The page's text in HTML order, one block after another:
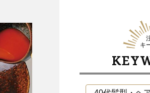
キ